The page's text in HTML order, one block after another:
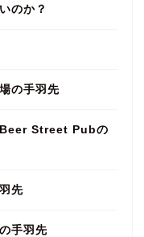
のか？
の手羽先
Beer Street Pubの
先
手羽先